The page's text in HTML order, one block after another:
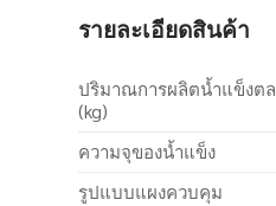
รายละเอียดสินค้า
ปริมาณการผลิตน้ำแข็งต
(kg)
ความจุของน้ำแข็ง
รูปแบบแผงควบคุม